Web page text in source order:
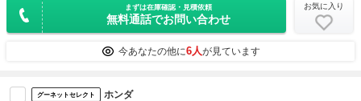
まずは在庫確認・見積依頼
無料通話でお問い合わせ
お気に入り
今あなたの他に6人が見ています
グーネットセレクト ホンダ